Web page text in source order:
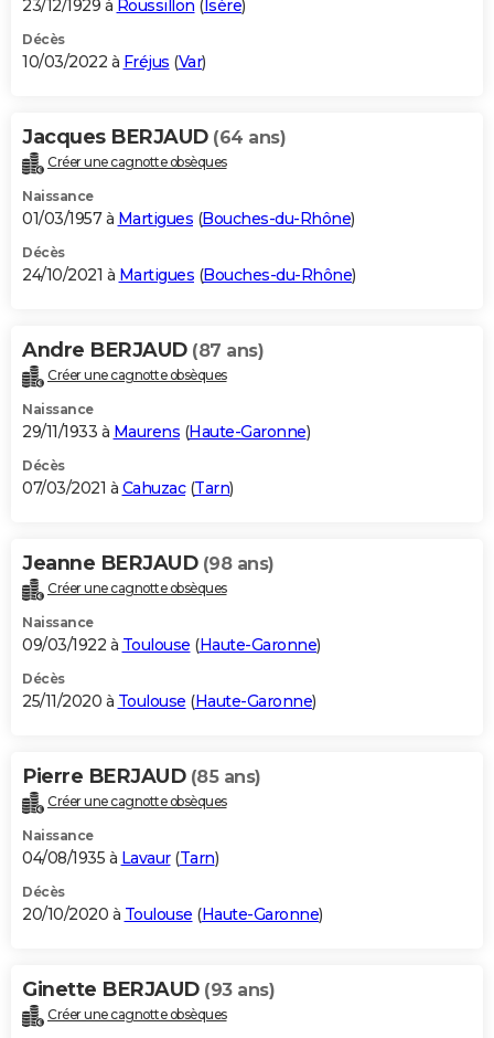
23/12/1929 à Roussillon ( Isère)
Décès
10/03/2022 à Fréjus (Var)
Jacques BERJAUD (64 ans)
Créer une cagnotte obsèques
Naissance
01/03/1957 à Martigues (Bouches-du-Rhône)
Décès
24/10/2021 à Martigues (Bouches-du-Rhône)
Andre BERJAUD (87 ans)
Créer une cagnotte obsèques
Naissance
29/11/1933 à Maurens (Haute-Garonne)
Décès
07/03/2021 à Cahuzac(Tarn)
Jeanne BERJAUD (98 ans)
Créer une cagnotte obsèques
Naissance
09/03/1922 à Toulouse (Haute-Garonne)
Décès
25/11/2020 à Toulouse (Haute-Garonne)
Pierre BERJAUD (85 ans)
Créer une cagnotte obsèques
Naissance
04/08/1935 à Lavaur(Tarn)
Décès
20/10/2020 à Toulouse (Haute-Garonne)
Ginette BERJAUD (93 ans)
Créer une cagnotte obsèques